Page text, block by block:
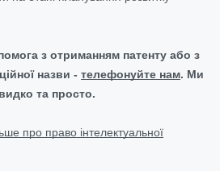
з отриманням патенту або з
назви - телефонуйте нам. Ми
та просто.
про право інтелектуальної